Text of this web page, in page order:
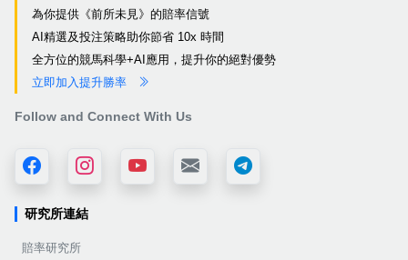
為你提供《前所未見》的賠率信號
AI精選及投注策略助你節省 10x 時間
全方位的競馬科學+AI應用，提升你的絕對優勢
立即加入提升勝率
Follow and Connect With Us
研究所連結
賠率研究所